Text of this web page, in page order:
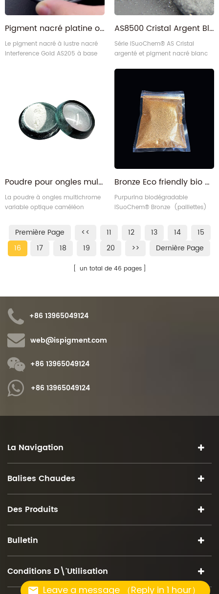
Leave a message （Reply in 1 hour）
Pigment nacré platine or AS205, interférence Rutile, offre spéciale
Le pigment nacré à lustre nacré
Interference Gold AS205 à base
AS8500 Cristal Argent Blanc Perle Lustre Pigment Nacré
Série iSuoChem® AS Cristal
argenté et pigment nacré blanc
Poudre pour ongles multichrome irisée argent/vert bleu, pigment de manucure
La poudre à ongles multichrome
variable optique caméléon
bleu COVP) transforme les
couleurs sous tous les angles.
Bronze Eco friendly bio ecologica paillette purpurina grossiste paillettes biodégradables
Purpurina biodégradable
iSuoChem® Bronze (paillettes)
Première Page << 11 12 13 14
15
16
17 18 19 20 >> Dernière Page
un total de 46 pages
+86 13965049124
web@ispigment.com
+86 13965049124
+86 13965049124
La Navigation
Balises Chaudes
Des Produits
Bulletin
Conditions D\'utilisation